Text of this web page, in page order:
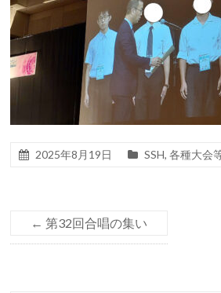
2025年8月19日 SSH,各種大会
← 第32回合唱の集い